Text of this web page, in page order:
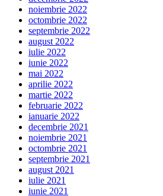
noiembrie 2022
octombrie 2022
septembrie 2022
august 2022
iulie 2022
iunie 2022
mai 2022
aprilie 2022
martie 2022
februarie 2022
ianuarie 2022
decembrie 2021
noiembrie 2021
octombrie 2021
septembrie 2021
august 2021
iulie 2021
iunie 2021